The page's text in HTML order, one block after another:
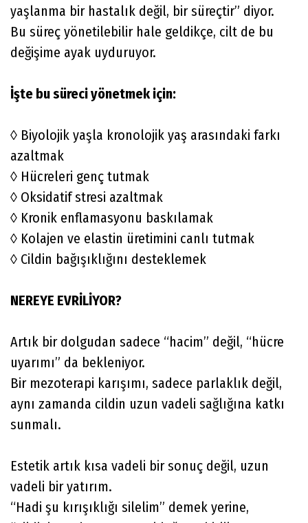
yaşlanma bir hastalık değil, bir süreçtir” diyor.
Bu süreç yönetilebilir hale geldikçe, cilt de bu
değişime ayak uyduruyor.
İşte bu süreci yönetmek için:
◊ Biyolojik yaşla kronolojik yaş arasındaki farkı
azaltmak
◊ Hücreleri genç tutmak
◊ Oksidatif stresi azaltmak
◊ Kronik enflamasyonu baskılamak
◊ Kolajen ve elastin üretimini canlı tutmak
◊ Cildin bağışıklığını desteklemek
NEREYE EVRİLİYOR?
Artık bir dolgudan sadece “hacim” değil, “hücre
uyarımı” da bekleniyor.
Bir mezoterapi karışımı, sadece parlaklık değil,
aynı zamanda cildin uzun vadeli sağlığına katkı
sunmalı.
Estetik artık kısa vadeli bir sonuç değil, uzun
vadeli bir yatırım.
“Hadi şu kırışıklığı silelim” demek yerine,